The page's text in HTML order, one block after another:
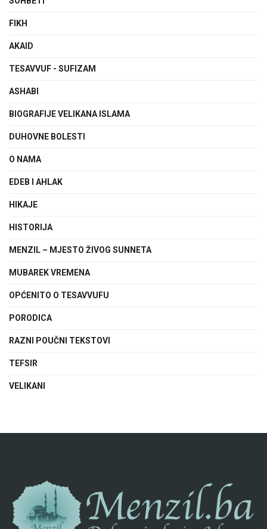
FIKH
AKAID
TESAVVUF - SUFIZAM
ASHABI
BIOGRAFIJE VELIKANA ISLAMA
DUHOVNE BOLESTI
O NAMA
EDEB I AHLAK
HIKAJE
HISTORIJA
MENZIL – MJESTO ŽIVOG SUNNETA
MUBAREK VREMENA
OPĆENITO O TESAVVUFU
PORODICA
RAZNI POUČNI TEKSTOVI
TEFSIR
VELIKANI